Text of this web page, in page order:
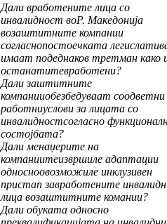
Дали вработените лицасо
инвалидност воР. Македонија
возаштитните компании
согласнопостоечката
имаат подеднаков третманкако
останатитевработени?
Дализаштитните
компанииобезбедуваат соодветни
работниусловизалицата со
инвалидностсогласно
состојбата?
Дали менаџеритена
компаниитеизвршилеадаптации
односноовозможиле инклузивен
пристапзавработените
лица возаштитните комании?
Дали обуката односно